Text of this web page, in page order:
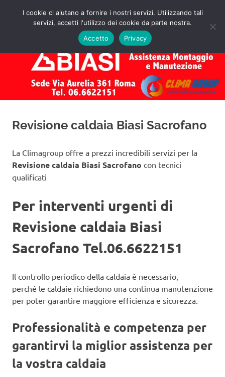
Assistenza
Caldaie
Biasi
Roma
Preventivo!
MENU
Revisione caldaia Biasi Sacrofano
La Climagroup offre a prezzi incredibili servizi per la
Revisione caldaia Biasi Sacrofano con tecnici
qualificati
Per interventi urgenti di
Revisione caldaia Biasi
Sacrofano Tel.06.6622151
Il controllo periodico della caldaia è necessario,
perché le caldaie richiedono una continua manutenzione
per poter garantire maggiore efficienza e sicurezza.
Professionalità e competenza per
garantirvi la miglior assistenza per
la vostra caldaia
I cookie ci aiutano a fornire i nostri servizi. Utilizzando tali
servizi, accetti l'utilizzo dei cookie da parte nostra.
Accetto
Privacy